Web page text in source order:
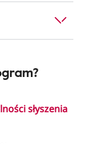
słyszenia